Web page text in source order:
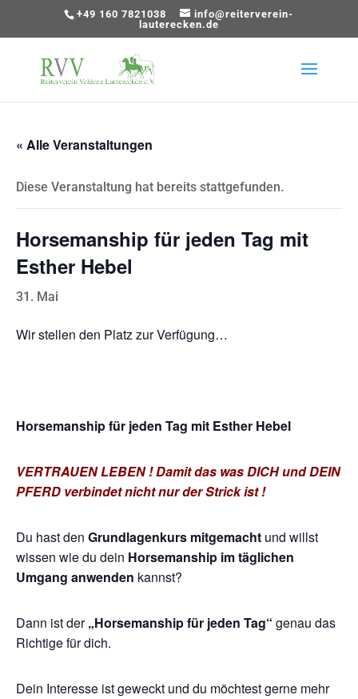
+49 160 7821038
info@reiterverein-
lauterecken.de
« Alle Veranstaltungen
Diese Veranstaltung hat bereits stattgefunden.
Horsemanship für jeden Tag mit
Esther Hebel
31. Mai
Wir stellen den Platz zur Verfügung…
Horsemanship für jeden Tag mit Esther Hebel
VERTRAUEN LEBEN ! Damit das was DICH und DEIN
PFERD verbindet nicht nur der Strick ist !
Du hast den Grundlagenkurs mitgemacht und willst
wissen wie du dein Horsemanship im täglichen
Umgang anwenden kannst?
Dann ist der„Horsemanship für jeden Tag“ genau das
Richtige für dich.
Dein Interesse ist geweckt und du möchtest gerne mehr